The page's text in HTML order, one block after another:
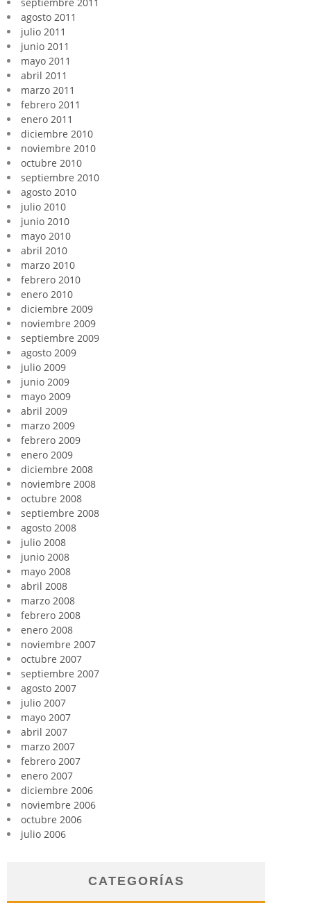
agosto 2011
julio 2011
junio 2011
mayo 2011
abril 2011
marzo 2011
febrero 2011
enero 2011
diciembre 2010
noviembre 2010
octubre 2010
septiembre 2010
agosto 2010
julio 2010
junio 2010
mayo 2010
abril 2010
marzo 2010
febrero 2010
enero 2010
diciembre 2009
noviembre 2009
septiembre 2009
agosto 2009
julio 2009
junio 2009
mayo 2009
abril 2009
marzo 2009
febrero 2009
enero 2009
diciembre 2008
noviembre 2008
octubre 2008
septiembre 2008
agosto 2008
julio 2008
junio 2008
mayo 2008
abril 2008
marzo 2008
febrero 2008
enero 2008
noviembre 2007
octubre 2007
septiembre 2007
agosto 2007
julio 2007
mayo 2007
abril 2007
marzo 2007
febrero 2007
enero 2007
diciembre 2006
noviembre 2006
octubre 2006
julio 2006
CATEGORÍAS